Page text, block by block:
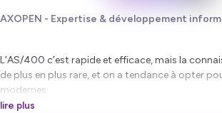
AXOPEN - Expertise & développement
L’AS/400 c’est rapide et efficace, mais la
de plus en plus rare, et on a tendance à opter
modernes.
Mais alors, est-ce vraiment possible de sortir des
lire plus